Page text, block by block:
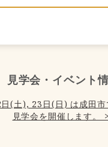
見学会・イベント
(土), 23日(日) は成田市
見学会を開催します。